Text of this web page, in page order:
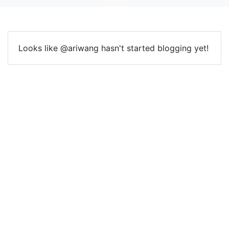
Looks like @ariwang hasn't started blogging yet!